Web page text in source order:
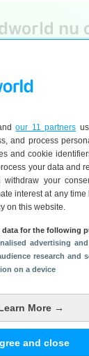
our 11 partners
and process
and cookie
your data and
withdraw your
interest at any time
on this website.
data for the following
advertising
research and
on a device
More →
and close
nu
delen we
nieuws uit de
nieuwe
tips over